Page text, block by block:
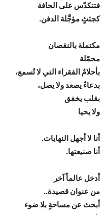
فتتكدّس على الحافة
كجثثٍ مؤجَّلة الدفن.
مكتملة بالنقصان
محمّلة
بأحلامُ الفقراء التي لا تُسمع،
بدعاءٌ يصعد ولا يصل،
بقلب يخفق
ولا يحيا
أنا لا أجهل النهايات.
أنا صنيعتها.
أدخل عالماً آخر
من عنوان قصيدة..
أبحث عن مساحةٍ بلا ضوء